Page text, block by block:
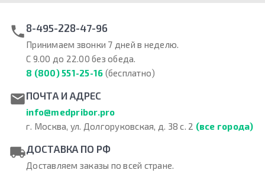
8-495-228-47-96
Принимаем звонки 7 дней в неделю.
С 9.00 до 22.00 без обеда.
8 (800) 551-25-16 (бесплатно)
ПОЧТА И АДРЕС
info@medpribor.pro
г. Москва, ул. Долгоруковская, д. 38 с. 2 (все города)
ДОСТАВКА ПО РФ
Доставляем заказы по всей стране.